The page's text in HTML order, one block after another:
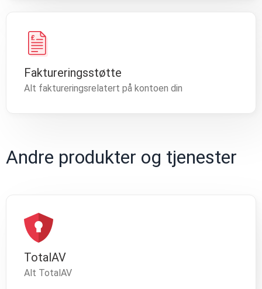
Faktureringsstøtte
Alt faktureringsrelatert på kontoen din
Andre produkter og tjenester
TotalAV
Alt TotalAV